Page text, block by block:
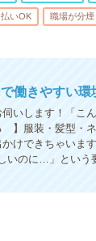
払いOK 職場が分煙
働きやすい環
いします！「こ
】服装・髪型・
かけできちゃい
いのに…」という